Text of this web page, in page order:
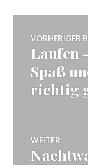
VORHERIGER
Vorheriger
Beitrag:
Laufen
Spaß
richtig
WEITER
Nächster